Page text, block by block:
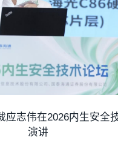
应志伟在2026内生安全
演讲